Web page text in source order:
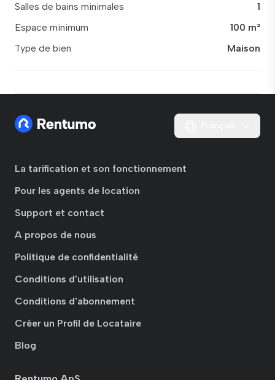
Salles de bains minimales
1
Espace minimum
100 m²
Type de bien
Maison
La tarification et son fonctionnement
Pour les agents de location
Support et contact
A propos de nous
Politique de confidentialité
Conditions d'utilisation
Conditions d'abonnement
Créer un Profil de Locataire
Blog